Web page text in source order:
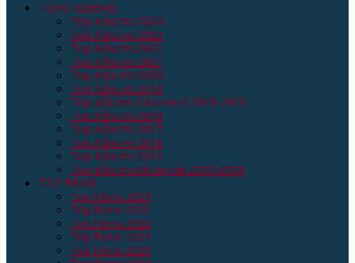
TOPS ALBUMS
Top Albums 2024
Top Albums 2023
Top Albums 2022
Top Albums 2021
Top Albums 2020
Top Albums 2019
Top albums Décennie 2010-2019
Top Albums 2018
Top Albums 2017
Top Albums 2016
Top Albums 2015
Top albums décennie 2000-2009
TOP FILMS
Top Films 2024
Top Films 2023
Top Films 2022
Top Films 2021
Top Films 2020